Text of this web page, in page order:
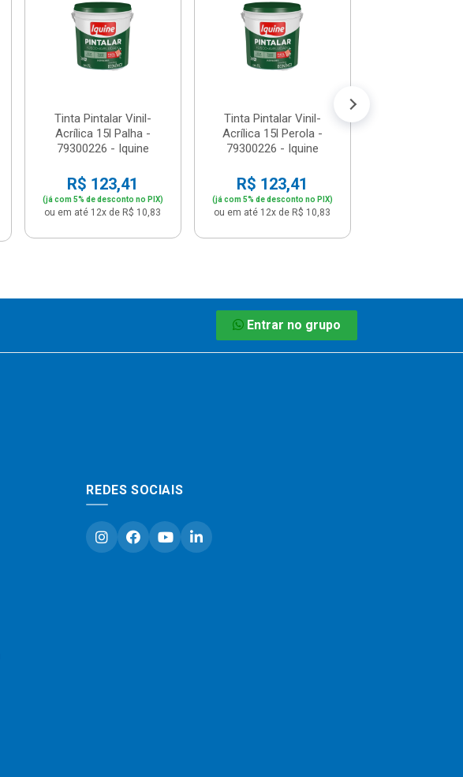
Tinta Pintalar Vinil-
Acrílica 15l Palha -
79300226 - Iquine
R$ 123,41
(já com 5% de desconto no PIX)
ou em até 12x de R$ 10,83
Tinta Pintalar Vinil-
Acrílica 15l Perola -
79300226 - Iquine
R$ 123,41
(já com 5% de desconto no PIX)
ou em até 12x de R$ 10,83
Entrar no grupo
REDES SOCIAIS